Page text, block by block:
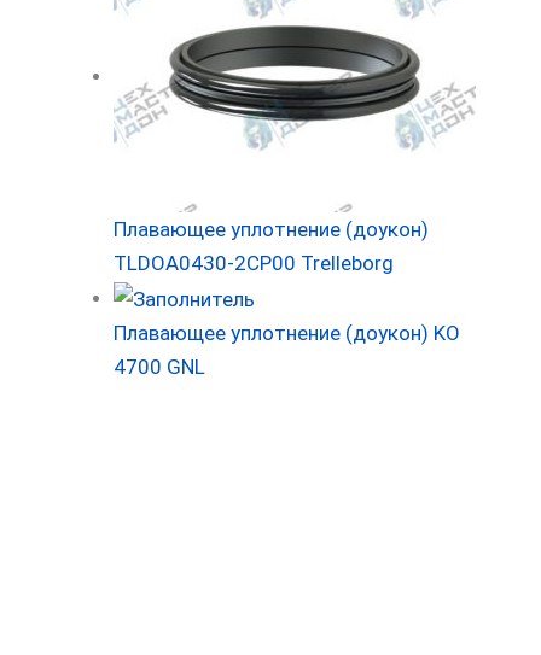
Плавающее уплотнение (доукон)
TLDOA0430-2CP00 Trelleborg
Плавающее уплотнение (доукон) KO
4700 GNL